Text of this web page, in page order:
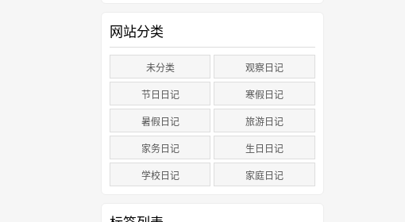
网站分类
未分类
观察日记
节日日记
寒假日记
暑假日记
旅游日记
家务日记
生日日记
学校日记
家庭日记